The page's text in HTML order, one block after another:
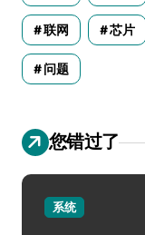
联网 芯片
问题
您错过了
系统